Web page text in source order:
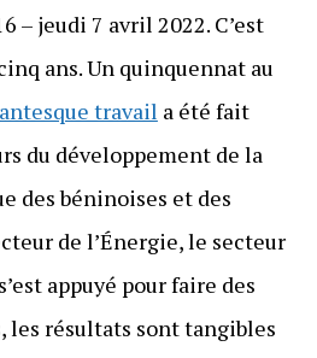
– jeudi 7 avril 2022. C’est
ans. Un quinquennat au
travail a été fait
du développement de la
des béninoises et des
de l’Énergie, le secteur
appuyé pour faire des
les résultats sont tangibles